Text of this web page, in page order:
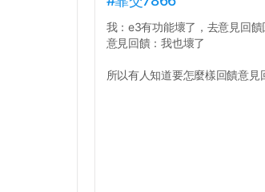
我：e3有功能壞了，去意見回饋
意見回饋：我也壞了
所以有人知道要怎麼樣回饋意見